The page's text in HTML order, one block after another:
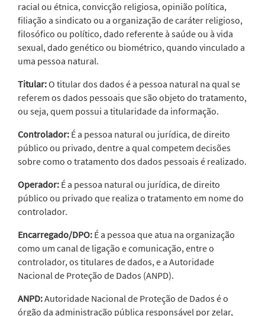
racial ou étnica, convicção religiosa, opinião política,
filiação a sindicato ou a organização de caráter religioso,
filosófico ou político, dado referente à saúde ou à vida
sexual, dado genético ou biométrico, quando vinculado a
uma pessoa natural.
Titular:O titular dos dados é a pessoa natural na qual se
referem os dados pessoais que são objeto do tratamento,
ou seja, quem possui a titularidade da informação.
Controlador: É a pessoa natural ou jurídica, de direito
público ou privado, dentre a qual competem decisões
sobre como o tratamento dos dados pessoais é realizado.
Operador: É a pessoa natural ou jurídica, de direito
público ou privado que realiza o tratamento em nome do
controlador.
Encarregado/DPO: É a pessoa que atua na organização
como um canal de ligação e comunicação, entre o
controlador, os titulares de dados, e a Autoridade
Nacional de Proteção de Dados (ANPD).
ANPD:Autoridade Nacional de Proteção de Dados é o
órgão da administração pública responsável por zelar,